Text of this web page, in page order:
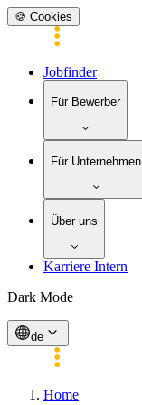
🍪 Cookies
Jobfinder
Für Bewerber
Für Unternehmen
Über uns
Karriere Intern
Dark Mode
de
Home